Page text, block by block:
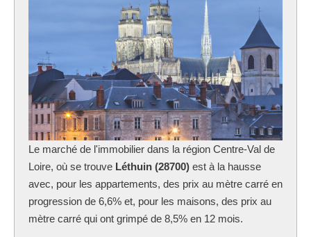
Le marché de l'immobilier dans la région Centre-Val de
Loire, où se trouve Léthuin (28700) est à la hausse
avec, pour les appartements, des prix au mètre carré en
progression de 6,6% et, pour les maisons, des prix au
mètre carré qui ont grimpé de 8,5% en 12 mois.